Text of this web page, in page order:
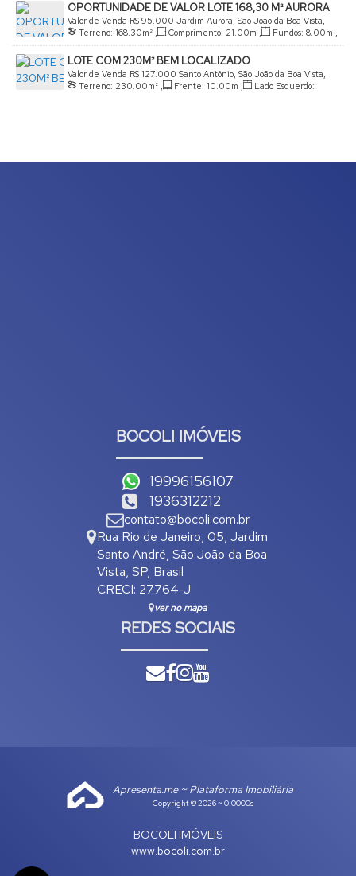
OPORTUNIDADE DE VALOR LOTE 168,30 M² AURORA
R$ 95.000
Valor de Venda
Jardim Aurora, São João da Boa Vista,
São Paulo, Brasil
Terreno: 168.30m² , Comprimento: 21.00m , Fundos: 8.00m ,
Frente: 8.00m , Lado Direito: 21.00m ,
Lado Esquerdo:
21.00m
LOTE COM 230M² BEM LOCALIZADO
R$ 127.000
Valor de Venda
Santo Antônio, São João da Boa Vista,
São Paulo, Brasil
Terreno: 230.00m² , Frente: 10.00m ,
Lado Esquerdo:
BOCOLI IMÓVEIS
19996156107
1936312212
contato@bocoli.com.br
Rua Rio de Janeiro, 05, Jardim
Santo André, São João da Boa
Vista, SP, Brasil
CRECI: 27764-J
ver no mapa
REDES SOCIAIS
Apresenta.me ~ Plataforma Imobiliária
Copyright © 2026 ~ 0.0000s
BOCOLI IMÓVEIS
www.bocoli.com.br